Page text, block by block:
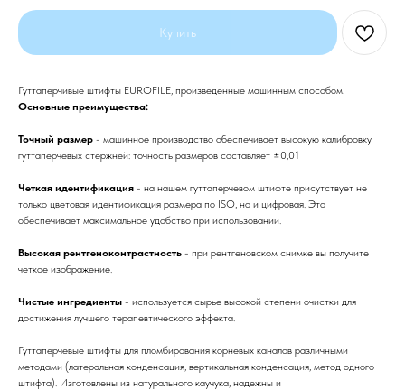
Купить
Гуттаперчивые штифты EUROFILE, произведенные машинным способом.
Основные преимущества:
Точный размер - машинное производство обеспечивает высокую калибровку
гуттаперчевых стержней: точность размеров составляет ±0,01
Четкая идентификация - на нашем гуттаперчевом штифте присутствует не
только цветовая идентификация размера по ISO, но и цифровая. Это
обеспечивает максимальное удобство при использовании.
Высокая рентгеноконтрастность - при рентгеновском снимке вы получите
четкое изображение.
Чистые ингредиенты - используется сырье высокой степени очистки для
достижения лучшего терапевтического эффекта.
Гуттаперчевые штифты для пломбирования корневых каналов различными
методами (латеральная конденсация, вертикальная конденсация, метод одного
штифта). Изготовлены из натурального каучука, надежны и